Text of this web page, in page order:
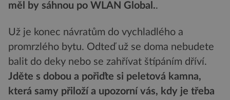
měl by sáhnou po WLAN Global..
Už je konec návratům do vychladlého a
promrzlého bytu. Odteď už se doma nebudete
balit do deky nebo se zahřívat štípáním dříví.
Jděte s dobou a pořiďte si peletová kamna,
která samy přiloží a upozorní vás, kdy je třeba